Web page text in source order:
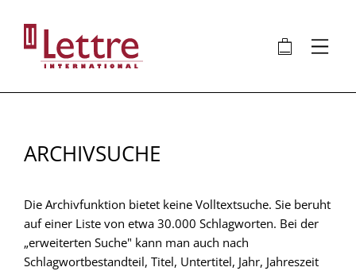
Inhalt
🛍 ⋮
ARCHIVSUCHE
Die Archivfunktion bietet keine Volltextsuche. Sie beruht
auf einer Liste von etwa 30.000 Schlagworten. Bei der
„erweiterten Suche" kann man auch nach
Schlagwortbestandteil, Titel, Untertitel, Jahr, Jahreszeit